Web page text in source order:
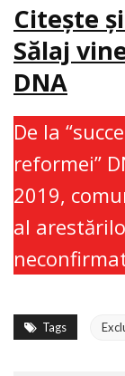
Citește
Sălaj
DNA
De la
reformei”
2019,
al
Tags